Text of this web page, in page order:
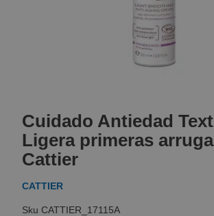
the
beginning
of
the
gallery
Cuidado Antiedad
Ligera primeras
Cattier
CATTIER
CATTIER_17115A